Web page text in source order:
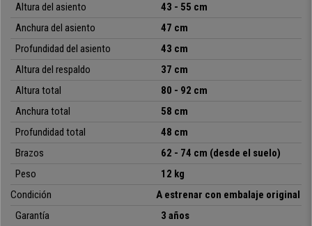
un material resistente y de fácil limpieza. Y por último, su
metálicaasegura la estabilidad de la silla.
que presenta diseño y acabados de calidad
durar muchos años y seguir como el primer día.Además, tiene un precio
¡Aprovecha la ocasión!
Grueso y cómodo acolchado
• Diseño único de estilo moderno
• Muy versátil y funcional
Altura del asiento
43 - 55 cm
Anchura del asiento
47 cm
Profundidad del asiento
43 cm
Altura del respaldo
37 cm
Altura total
80 - 92 cm
Anchura total
58 cm
Profundidad total
48 cm
Brazos
62 - 74 cm (desde el suelo)
Peso
12 kg
Condición
A estrenar con embalaje original
Garantía
3 años